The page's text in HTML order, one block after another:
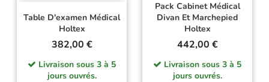
Table D'examen Médical
Holtex
Prix
382,00 €
Livraison sous 3 à 5
jours ouvrés.
Pack Cabinet Médical
Divan Et Marchepied
Holtex
Prix
442,00 €
Livraison sous 3 à 5
jours ouvrés.